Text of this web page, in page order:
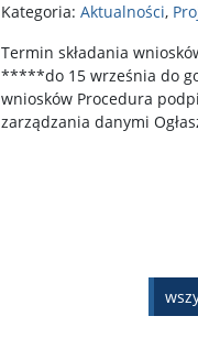
Kategoria: Aktualności,
Termin składania
*****do 15 września do
wniosków Procedura
zarządzania danymi